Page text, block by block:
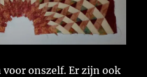
onszelf. Er zijn ook